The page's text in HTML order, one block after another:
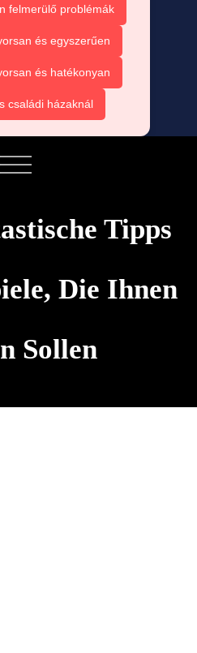
felmerülő problémák
és egyszerűen
és hatékonyan
családi házaknál
Tipps
Die Ihnen
Sollen